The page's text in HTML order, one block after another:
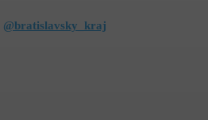
@bratislavsky_kraj